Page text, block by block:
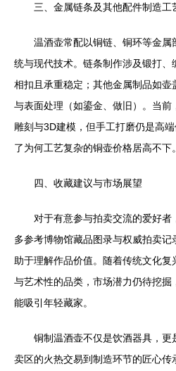
三、金属链条及其他配件制造工
温酒壶常配以铜链、铜环等金
统与现代技术。链条制作涉及锻打
相扣且承重稳定；其他金属制品如
与表面处理（如鎏金、做旧）。当
雕刻与3D建模，但手工打磨仍是高
了为何工艺复杂的铜壶价格居高不下。
四、收藏建议与市场展望
对于有意参与拍卖交流的爱好者
多参考博物馆藏品图录与权威拍卖
助于理解作品价值。随着传统文化
与艺术性的品类，市场潜力仍待挖
能吸引年轻藏家。
铜制温酒壶不仅是饮酒器具，
卖区的火热交易到制造环节的匠心